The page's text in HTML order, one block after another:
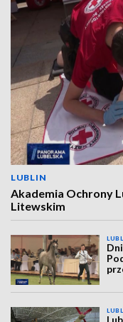
LUBLIN
Akademia Ochrony
Litewskim